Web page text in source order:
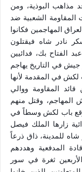
مذاهب البوذية، ومن
الشعبية ضد
المهاجمين فكانوا
نادر شاه فيقتلون
الفتاح بك، فدائيين
في التاريخ يهاجم
باب لكش في المقدمة لأنها
المقاومة ووالي
نحو 200 من الجيش المهاجم، وقتل منهم
باب لكش وسطاً في
زارها الملك فيصل
شاه للمدينة، ذاق ذرعاً
المدفعية وهددهم
ثغرة في سور